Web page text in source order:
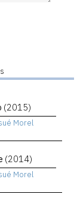
(2015)
Morel
(2014)
Morel